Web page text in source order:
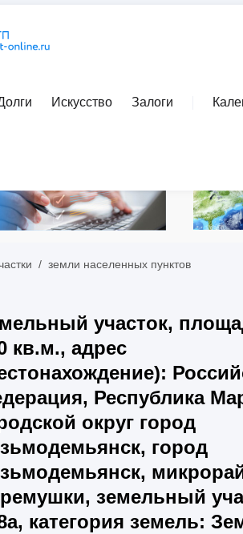
Искусство Залоги
/ земли населенных пунктов
участок,
кв.м., адрес
Республика
округ город
город
земельный
категория земель: